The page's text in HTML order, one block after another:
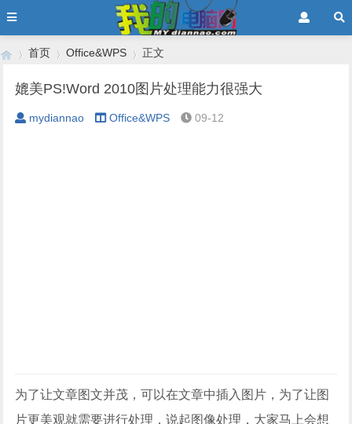
›
首页
›
Office&WPS
›
正文
媲美PS!Word 2010图片处理能力很强大
mydiannao Office&WPS 09-12
为了让文章图文并茂，可以在文章中插入图片，为了让图
片更美观就需要进行处理，说起图像处理，大家马上会想